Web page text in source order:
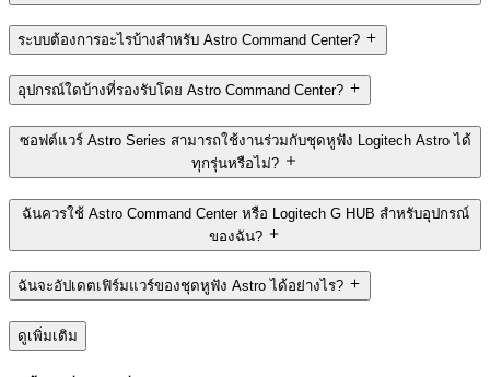
ระบบต้องการอะไรบ้างสำหรับ Astro Command Center?
อุปกรณ์ใดบ้างที่รองรับโดย Astro Command Center?
ซอฟต์แวร์ Astro Series สามารถใช้งานร่วมกับชุดหูฟัง Logitech Astro ได้
ทุกรุ่นหรือไม่?
ฉันควรใช้ Astro Command Center หรือ Logitech G HUB สำหรับอุปกรณ์
ของฉัน?
ฉันจะอัปเดตเฟิร์มแวร์ของชุดหูฟัง Astro ได้อย่างไร?
ดูเพิ่มเติม